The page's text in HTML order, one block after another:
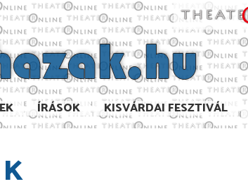
ÍRÁSOK KISVÁRDAI FESZTIVÁL